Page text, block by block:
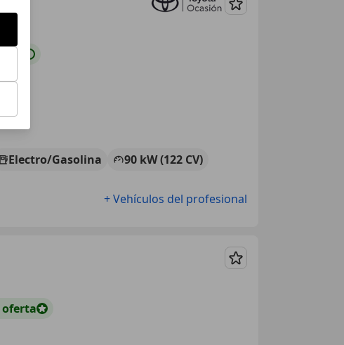
Guardar
Electro/Gasolina
90 kW (122 CV)
+ Vehículos del profesional
Guardar
oferta